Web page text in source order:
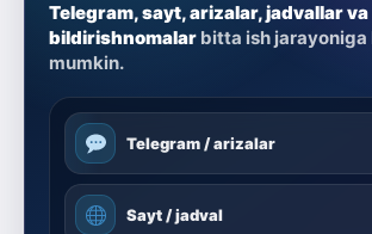
Telegram, sayt, arizalar, jadvallar va
bildirishnomalar bitta ish jarayoniga
mumkin.
Telegram / arizalar
Sayt / jadval